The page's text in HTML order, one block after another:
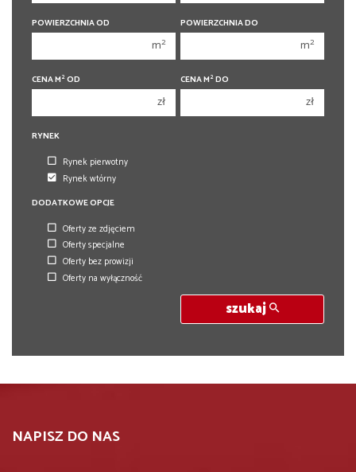
4
1
3
4
POWIERZCHNIA OD
m2
POWIERZCHNIA DO
m2
CENA M2OD
zł
CENA M2DO
zł
RYNEK
Rynek pierwotny
Rynek wtórny
DODATKOWE OPCJE
Oferty ze zdjęciem
Oferty specjalne
Oferty bez prowizji
Oferty na wyłączność
szukaj
NAPISZ DO NAS